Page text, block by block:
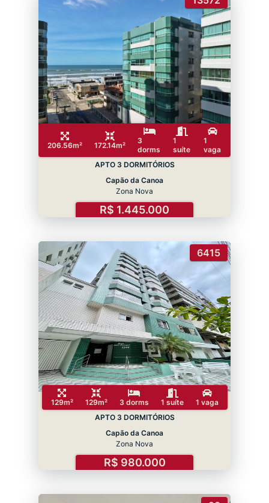
206.56m² 172.14m²
3
dorms
1
suíte
1
vaga
APTO 3 DORMITÓRIOS
Capão da Canoa
Zona Nova
R$ 1.445.000
6415
129m² 129m² 3 dorms 1 suíte
1 vaga
APTO 3 DORMITÓRIOS
Capão da Canoa
Zona Nova
R$ 980.000